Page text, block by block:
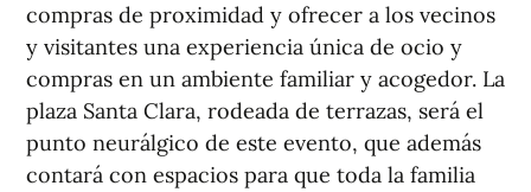
compras de proximidad y ofrecer a los vecinos
y visitantes una experiencia única de ocio y
compras en un ambiente familiar y acogedor. La
plaza Santa Clara, rodeada de terrazas, será el
punto neurálgico de este evento, que además
contará con espacios para que toda la familia